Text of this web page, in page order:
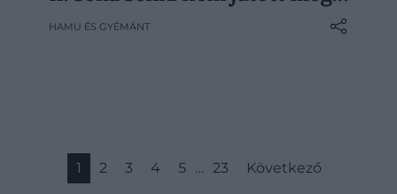
történetében: 2026. április 6-án az Orion
HAMU ÉS GYÉMÁNT
1 2 3 4 5 … 23 Következő